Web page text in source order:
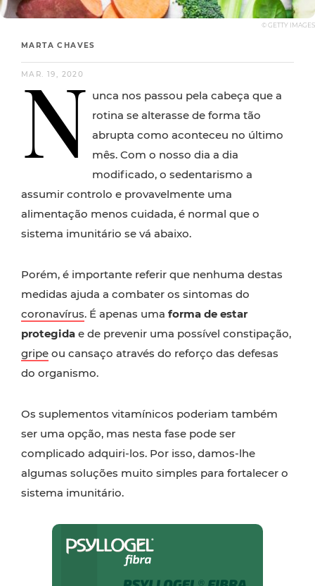
© GETTY IMAGES
MARTA CHAVES
MAR. 19, 2020
N unca nos passou pela cabeça que a
rotina se alterasse de forma tão
abrupta como aconteceu no último
mês. Com o nosso dia a dia
modificado, o sedentarismo a
assumir controlo e provavelmente uma
alimentação menos cuidada, é normal que o
sistema imunitário se vá abaixo.
Porém, é importante referir que nenhuma destas
medidas ajuda a combater os sintomas do
coronavírus. É apenas uma forma de estar
protegida e de prevenir uma possível constipação,
gripe ou cansaço através do reforço das defesas
do organismo.
Os suplementos vitamínicos poderiam também
ser uma opção, mas nesta fase pode ser
complicado adquiri-los. Por isso, damos-lhe
algumas soluções muito simples para fortalecer o
sistema imunitário.